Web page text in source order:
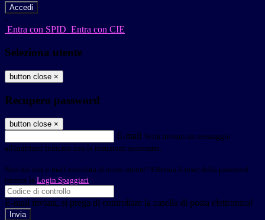
-
Entra con SPID Entra con CIE
Seleziona utente
button close ×
Recupero password
button close ×
E-mail Verrà inviato un messaggio
all'indirizzo indicato con le istruzioni necessarie.
Non hai una e-mail associata al nome utente? Effettua il reset della password
tramite la Login Spaggiari
E-mail inviata, si prega di controllare la casella di posta elettronica!